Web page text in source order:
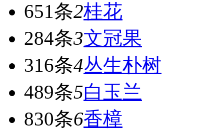
651条2桂花
284条3文冠果
316条4丛生朴树
489条5白玉兰
830条6香樟